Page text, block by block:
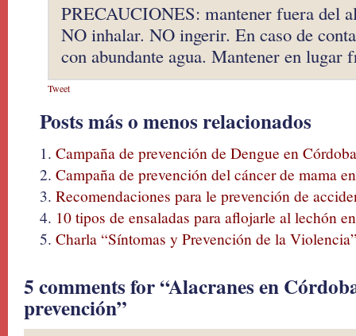
PRECAUCIONES: mantener fuera del
NO inhalar. NO ingerir. En caso de
con abundante agua. Mantener en lugar
Tweet
Posts más o menos relacionados
Campaña de prevención de Dengue en Córdoba
Campaña de prevención del cáncer de mama
Recomendaciones para le prevención de
10 tipos de ensaladas para aflojarle al lechón
Charla “Síntomas y Prevención de la
5 comments for “Alacranes en
prevención”